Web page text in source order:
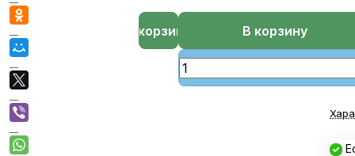
В корзину
В корзине